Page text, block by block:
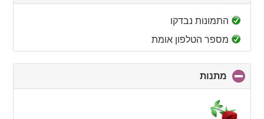
to
התמונות נבדקו
מספר הטלפון אומת
מתנות
to